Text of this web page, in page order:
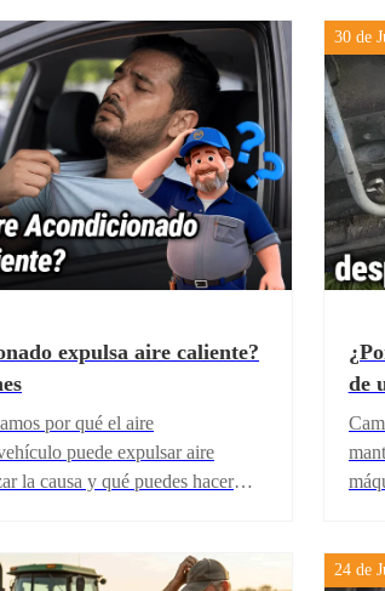
expulsa aire caliente?
por qué el aire
puede expulsar aire
la causa y qué puedes hacer
30 de
de
24 de